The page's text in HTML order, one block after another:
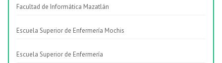
Facultad de Informática Mazatlán
Escuela Superior de Enfermería Mochis
Escuela Superior de Enfermería